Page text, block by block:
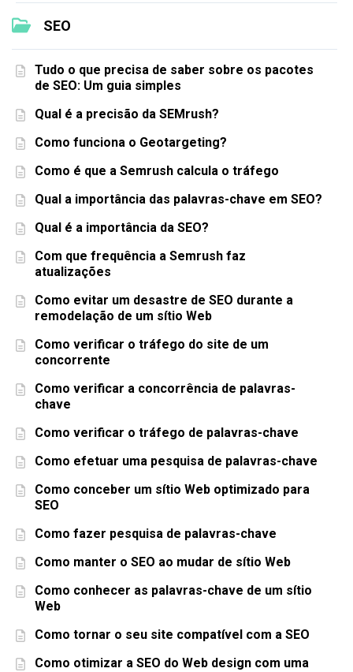
SEO
Tudo o que precisa de saber sobre os pacotes
de SEO: Um guia simples
Qual é a precisão da SEMrush?
Como funciona o Geotargeting?
Como é que a Semrush calcula o tráfego
Qual a importância das palavras-chave em SEO?
Qual é a importância da SEO?
Com que frequência a Semrush faz
atualizações
Como evitar um desastre de SEO durante a
remodelação de um sítio Web
Como verificar o tráfego do site de um
concorrente
Como verificar a concorrência de palavras-
chave
Como verificar o tráfego de palavras-chave
Como efetuar uma pesquisa de palavras-chave
Como conceber um sítio Web optimizado para
SEO
Como fazer pesquisa de palavras-chave
Como manter o SEO ao mudar de sítio Web
Como conhecer as palavras-chave de um sítio
Web
Como tornar o seu site compatível com a SEO
Como otimizar a SEO do Web design com uma